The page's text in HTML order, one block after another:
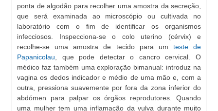
ponta de algodão para recolher uma amostra da secreção,
que será examinada ao microscópio ou cultivada no
laboratório com o fim de identificar os organismos
infecciosos. Inspecciona-se o colo uterino (cérvix) e
recolhe-se uma amostra de tecido para um teste de
Papanicolau , que pode detectar o cancro cervical. O
médico faz também uma exploração bimanual: introduz na
vagina os dedos indicador e médio de uma mão e, com a
outra, pressiona suavemente por fora da zona inferior do
abdómen para palpar os órgãos reprodutores. Quando
uma mulher tem uma inflamação da vulva durante muito